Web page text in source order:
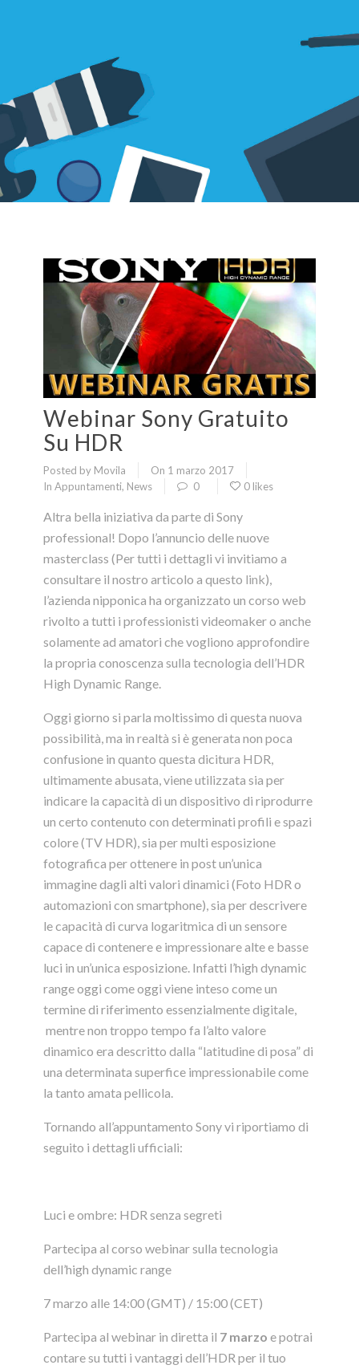
Webinar Sony Gratuito
Su HDR
Posted by Movila
On 1 marzo 2017
In Appuntamenti, News 0 0 likes
Altra bella iniziativa da parte di Sony
professional! Dopo l’annuncio delle nuove
masterclass (Per tutti i dettagli vi invitiamo a
consultare il nostro articolo a questo link),
l’azienda nipponica ha organizzato un corso web
rivolto a tutti i professionisti videomaker o anche
solamente ad amatori che vogliono approfondire
la propria conoscenza sulla tecnologia dell’HDR
High Dynamic Range.
Oggi giorno si parla moltissimo di questa nuova
possibilità, ma in realtà si è generata non poca
confusione in quanto questa dicitura HDR,
ultimamente abusata, viene utilizzata sia per
indicare la capacità di un dispositivo di riprodurre
un certo contenuto con determinati profili e spazi
colore (TV HDR), sia per multi esposizione
fotografica per ottenere in post un’unica
immagine dagli alti valori dinamici (Foto HDR o
automazioni con smartphone), sia per descrivere
le capacità di curva logaritmica di un sensore
capace di contenere e impressionare alte e basse
luci in un’unica esposizione. Infatti l’high dynamic
range oggi come oggi viene inteso come un
termine di riferimento essenzialmente digitale,
mentre non troppo tempo fa l’alto valore
dinamico era descritto dalla “latitudine di posa” di
una determinata superfice impressionabile come
la tanto amata pellicola.
Tornando all’appuntamento Sony vi riportiamo di
seguito i dettagli ufficiali:
Luci e ombre: HDR senza segreti
Partecipa al corso webinar sulla tecnologia
dell’high dynamic range
7 marzo alle 14:00 (GMT) / 15:00 (CET)
Partecipa al webinar in diretta il 7 marzo e potrai
contare su tutti i vantaggi dell’HDR per il tuo